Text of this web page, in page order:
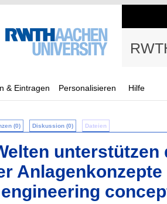
& Eintragen Personalisieren Hilfe
(0) Diskussion (0) Dateien